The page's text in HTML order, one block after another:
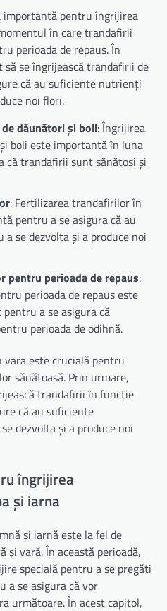
importantă pentru îngrijirea
în care trandafirii
perioada de repaus. În
se îngrijească trandafirii de
că au suficiente nutrienți
noi flori.
dăunători și boli: Îngrijirea
boli este importantă în luna
că trandafirii sunt sănătoși și
: Fertilizarea trandafirilor în
pentru a se asigura că au
se dezvolta și a produce noi
pentru perioada de repaus:
perioada de repaus este
a se asigura că
perioada de odihnă.
este crucială pentru
sănătoasă. Prin urmare,
trandafirii în funcție
că au suficiente
dezvolta și a produce noi
îngrijirea
și iarna
și iarnă este la fel de
și vară. În această perioadă,
specială pentru a se pregăti
a se asigura că vor
următoare. În acest capitol,